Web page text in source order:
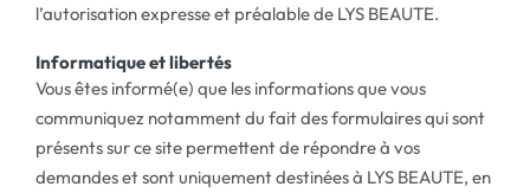
l’autorisation expresse et préalable de LYS BEAUTE.
Informatique et libertés
Vous êtes informé(e) que les informations que vous
communiquez notamment du fait des formulaires qui sont
présents sur ce site permettent de répondre à vos
demandes et sont uniquement destinées à LYS BEAUTE, en